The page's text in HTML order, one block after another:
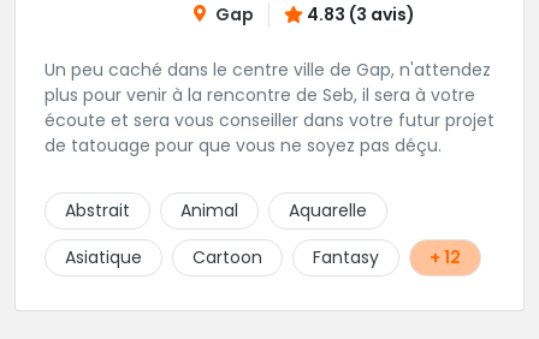
Gap 4.83 (3 avis)
Un peu caché dans le centre ville de Gap, n'attendez
plus pour venir à la rencontre de Seb, il sera à votre
écoute et sera vous conseiller dans votre futur projet
de tatouage pour que vous ne soyez pas déçu.
Abstrait Animal
Aquarelle
Asiatique
Cartoon Fantasy + 12